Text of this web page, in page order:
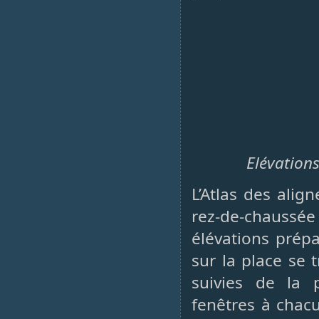
L’Atlas des
rez-de-
élévations
sur la place se
suivies de la
fenêtres à